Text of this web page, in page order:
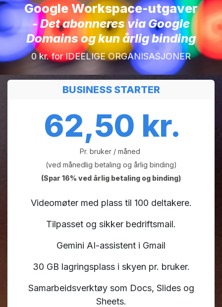
Google Workspace-utgaver
- Det abonneres via Google
Domains og kun årlig binding
0 kr. for IDEELIGE ORGANISASJONER
BUSINESS STARTER
62,50 kr.
Pr. bruker / måned
(ved månedlig betaling og årlig binding)
(Spar 16% ved årlig betaling og binding)
Videomøter med plass til 100 deltakere.
Tilpasset og sikker bedriftsmail.
Gemini AI-assistent i Gmail
30 GB lagringsplass i skyen pr. bruker.
Samarbeidsverktøy som Docs, Slides og
Sheets.